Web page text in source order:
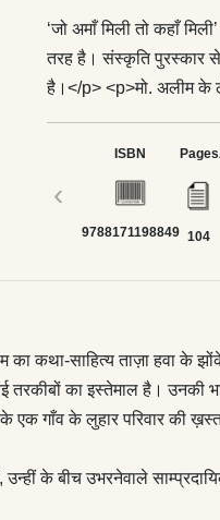
‘जो अमाँ मिली तो कहाँ
तरह है। संस्कृति पुरस्कार से
है।</p> <p>मो. अलीम के
<p>‘जो अमाँ मिली तो
होती जा रही ज़िन्दगी का
यथार्थ के विभिन्न रंग
सामाजिक, राजनीतिक
‹
ISBN
9788171198849
Pages
104
का कथा-साहित्य ताज़ा
तरकीबों का इस्तेमाल है। उनकी
के एक गाँव के लुहार परिवार की
के बीच उभरनेवाले